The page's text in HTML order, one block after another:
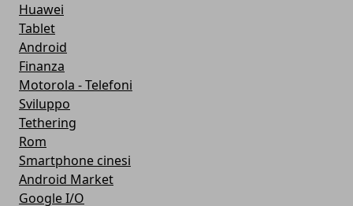
Huawei
Tablet
Android
Finanza
Motorola - Telefoni
Sviluppo
Tethering
Rom
Smartphone cinesi
Android Market
Google I/O